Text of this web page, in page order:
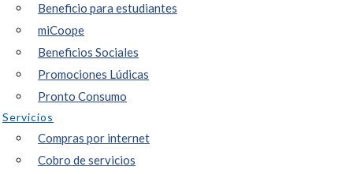
Beneficio para estudiantes
miCoope
Beneficios Sociales
Promociones Lúdicas
Pronto Consumo
Servicios
Compras por internet
Cobro de servicios